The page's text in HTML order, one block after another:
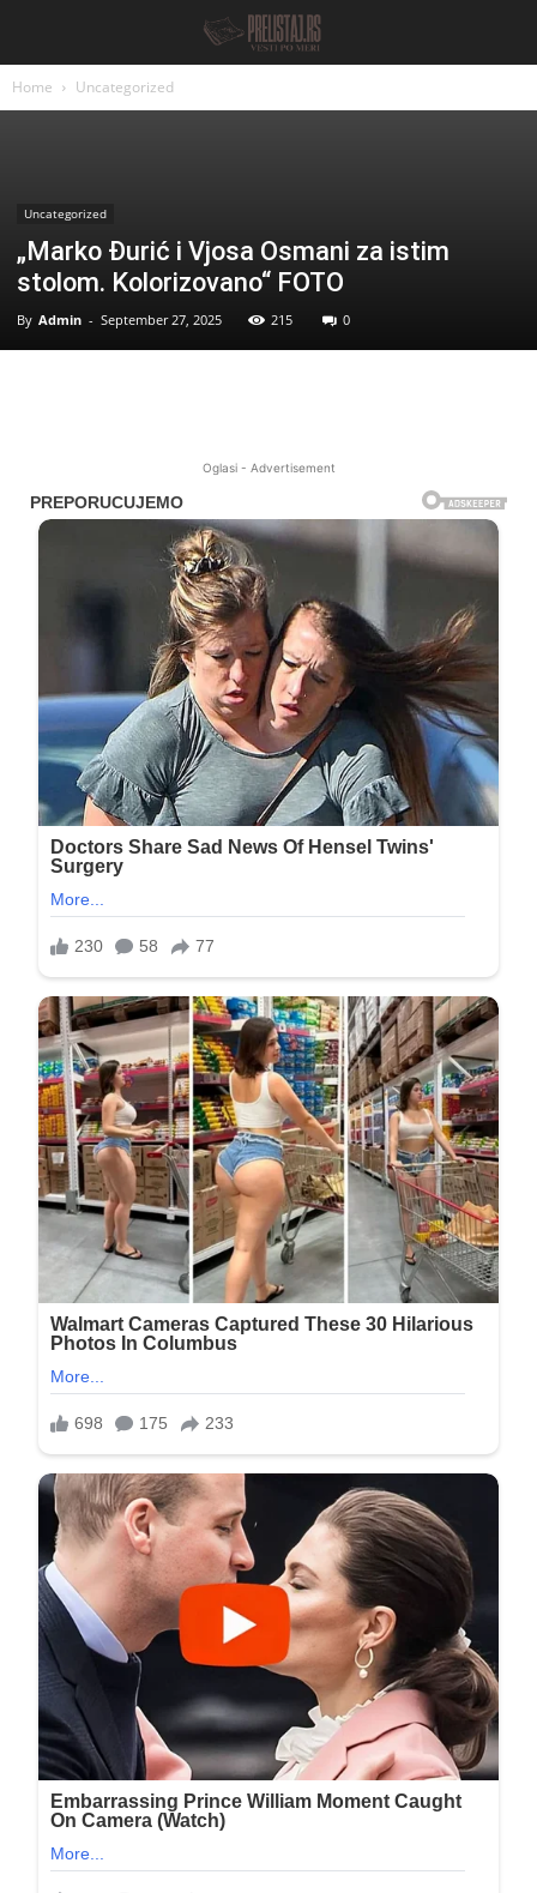
Home Uncategorized
Uncategorized
„Marko Đurić i Vjosa Osmani za istim
stolom. Kolorizovano“ FOTO
By Admin - September 27, 2025 215 0
Oglasi - Advertisement